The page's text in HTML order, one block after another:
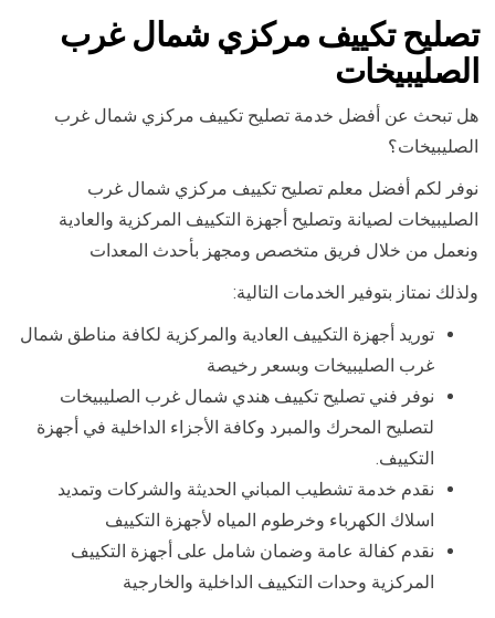
تصليح تكييف مركزي شمال غرب
الصليبيخات
هل تبحث عن أفضل خدمة تصليح تكييف مركزي شمال غرب
الصليبيخات؟
نوفر لكم أفضل معلم تصليح تكييف مركزي شمال غرب
الصليبيخات لصيانة وتصليح أجهزة التكييف المركزية والعادية
ونعمل من خلال فريق متخصص ومجهز بأحدث المعدات
ولذلك نمتاز بتوفير الخدمات التالية:
توريد أجهزة التكييف العادية والمركزية لكافة مناطق شمال
غرب الصليبيخات وبسعر رخيصة
نوفر فني تصليح تكييف هندي شمال غرب الصليبيخات
لتصليح المحرك والمبرد وكافة الأجزاء الداخلية في أجهزة
التكييف.
نقدم خدمة تشطيب المباني الحديثة والشركات وتمديد
اسلاك الكهرباء وخرطوم المياه لأجهزة التكييف
نقدم كفالة عامة وضمان شامل على أجهزة التكييف
المركزية وحدات التكييف الداخلية والخارجية